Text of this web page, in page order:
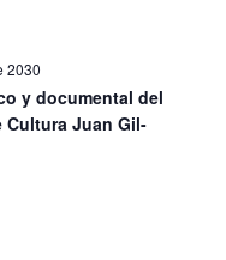
2030
y documental del
Juan Gil-